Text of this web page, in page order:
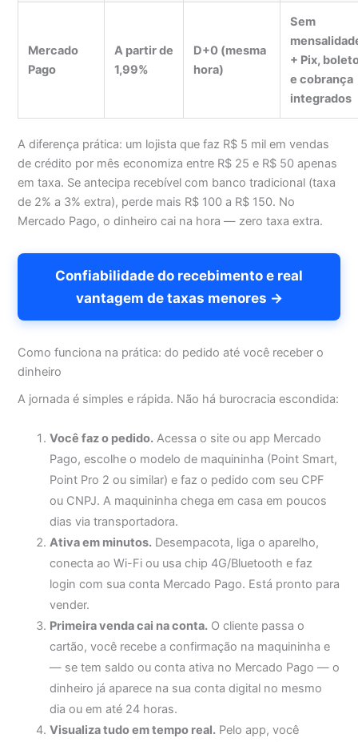
Mercado
Pago
A partir de
1,99%
D+0 (mesma
hora)
Sem
+ Pix,
e cobrança
integrados
A diferença prática: um lojista que faz R$ 5 mil em vendas
de crédito por mês economiza entre R$ 25 e R$ 50 apenas
em taxa. Se antecipa recebível com banco tradicional (taxa
de 2% a 3% extra), perde mais R$ 100 a R$ 150. No
Mercado Pago, o dinheiro cai na hora — zero taxa extra.
Confiabilidade do recebimento e real
vantagem de taxas menores →
Como funciona na prática: do pedido até você receber o
dinheiro
A jornada é simples e rápida. Não há burocracia escondida:
Você faz o pedido. Acessa o site ou app Mercado
Pago, escolhe o modelo de maquininha (Point Smart,
Point Pro 2 ou similar) e faz o pedido com seu CPF
ou CNPJ. A maquininha chega em casa em poucos
dias via transportadora.
Ativa em minutos. Desempacota, liga o aparelho,
conecta ao Wi-Fi ou usa chip 4G/Bluetooth e faz
login com sua conta Mercado Pago. Está pronto para
vender.
Primeira venda cai na conta. O cliente passa o
cartão, você recebe a confirmação na maquininha e
— se tem saldo ou conta ativa no Mercado Pago — o
dinheiro já aparece na sua conta digital no mesmo
dia ou em até 24 horas.
Visualiza tudo em tempo real. Pelo app, você